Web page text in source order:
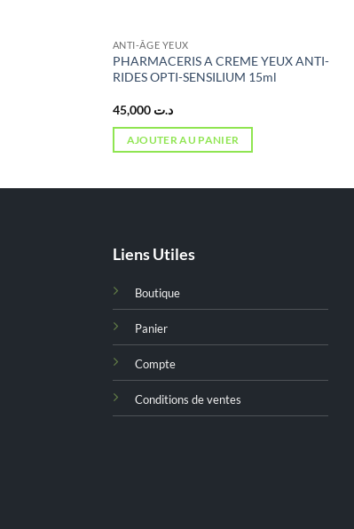
ANTI-ÂGE YEUX
PHARMACERIS A CREME YEUX ANTI-
RIDES OPTI-SENSILIUM 15ml
د.ت 45,000
AJOUTER AU PANIER
Liens Utiles
Boutique
Panier
Compte
Conditions de ventes